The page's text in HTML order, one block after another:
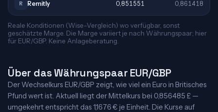
R Remitly 0,851551 0,861418
Reale Konditionen (Wise-Vergleich) wo verfügbar, sonst
geschätzte Marge. Die Marge variiert je nach Währungspaar; hier
für EUR/GBP. Keine Anlageberatung.
Über das Währungspaar EUR/GBP
Der Wechselkurs EUR/GBP zeigt, wie viel ein Euro in Britisches
Pfund wert ist. Aktuell liegt der Mittelkurs bei 0,856485 £ —
umgekehrt entspricht das 1,1676 € je Einheit. Die Kurse auf